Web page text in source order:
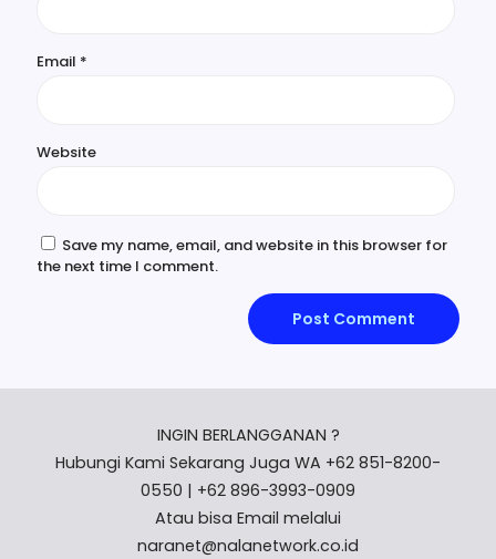
Email *
Website
Save my name, email, and website in this browser for
the next time I comment.
INGIN BERLANGGANAN ?
Hubungi Kami Sekarang Juga WA +62 851-8200-
0550 | +62 896-3993-0909
Atau bisa Email melalui
naranet@nalanetwork.co.id